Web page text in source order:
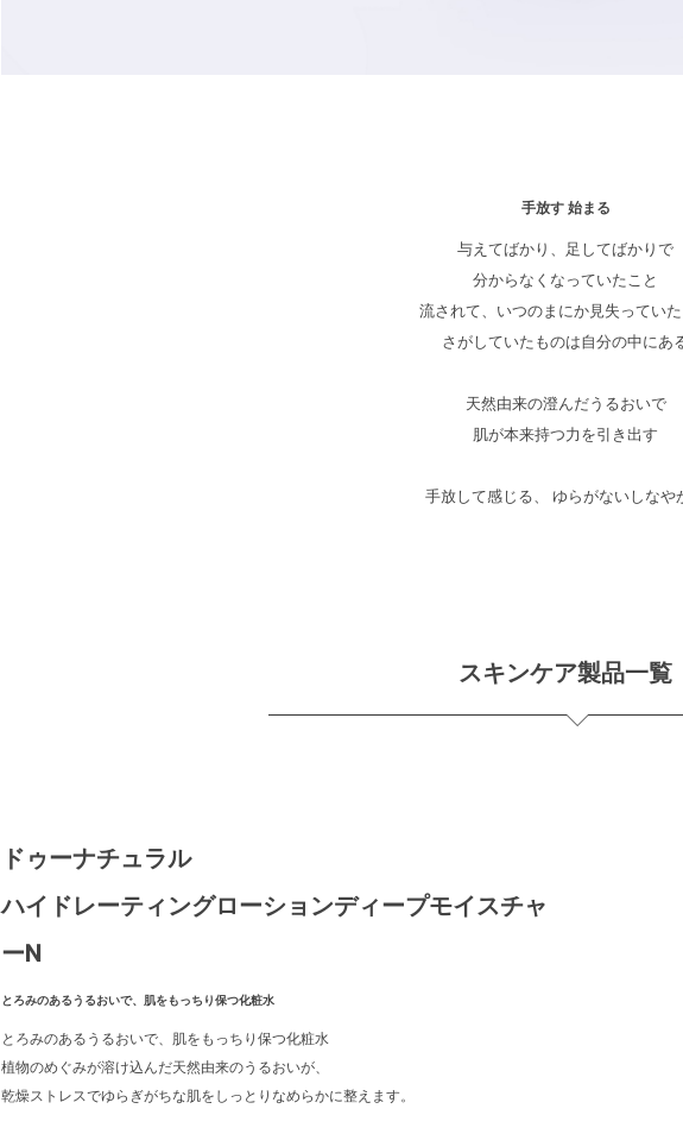
手放す 始まる
与えてばかり、足してばかりで
分からなくなっていたこと
流されて、いつのまにか見失っていた
さがしていたものは自分の中にあ
天然由来の澄んだうるおいで
肌が本来持つ力を引き出す
手放して感じる、 ゆらがないしなや
スキンケア製品一覧
ドゥーナチュラル
ハイドレーティングローションディープモイスチャ
ーN
とろみのあるうるおいで、肌をもっちり保つ化粧水
とろみのあるうるおいで、肌をもっちり保つ化粧水
植物のめぐみが溶け込んだ天然由来のうるおいが、
乾燥ストレスでゆらぎがちな肌をしっとりなめらかに整えます。